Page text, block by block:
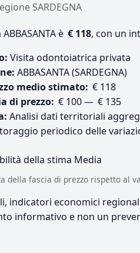
SARDEGNA
ABBASANTA è € 118, con un
Visita odontoiatrica privata
ABBASANTA (SARDEGNA)
medio stimato: € 118
di prezzo: € 100 — € 135
Analisi dati territoriali
periodico delle
della stima Media
della fascia di prezzo rispetto al
economici
informativo e non un